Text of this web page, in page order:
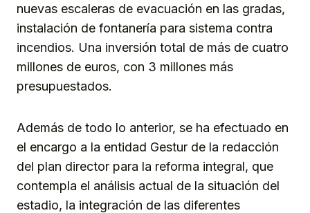
nuevas escaleras de evacuación en las gradas,
instalación de fontanería para sistema contra
incendios. Una inversión total de más de cuatro
millones de euros, con 3 millones más
presupuestados.
Además de todo lo anterior, se ha efectuado en
el encargo a la entidad Gestur de la redacción
del plan director para la reforma integral, que
contempla el análisis actual de la situación del
estadio, la integración de las diferentes